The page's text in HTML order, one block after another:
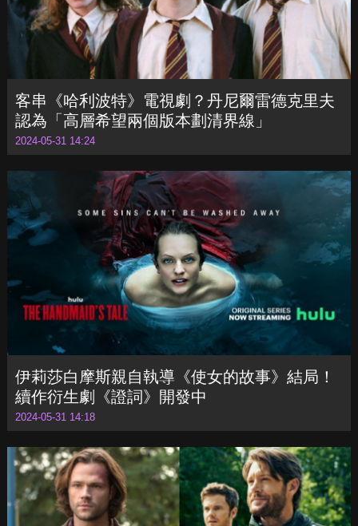
客串《哈利波特》電視劇？丹尼爾雷德克里夫
認為「高層希望兩個版本劃清界線」
2024-05-31 14:24
伊莉莎白摩斯親自執導《使女的故事》結局！
續作衍生劇《證詞》開發中
2024-05-31 14:18